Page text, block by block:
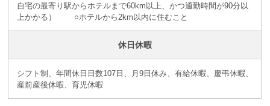
自宅の最寄り駅からホテルまで60km以上、かつ通勤時間が90分以
上かかる） ○ホテルから2km以内に住むこと
休日休暇
シフト制、年間休日日数107日、月9日休み、有給休暇、慶弔休暇、
産前産後休暇、育児休暇